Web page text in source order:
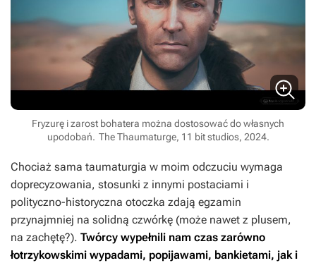
Fryzurę i zarost bohatera można dostosować do własnych
upodobań. The Thaumaturge, 11 bit studios, 2024.
Chociaż sama taumaturgia w moim odczuciu wymaga
doprecyzowania, stosunki z innymi postaciami i
polityczno-historyczna otoczka zdają egzamin
przynajmniej na solidną czwórkę (może nawet z plusem,
na zachętę?). Twórcy wypełnili nam czas zarówno
łotrzykowskimi wypadami, popijawami, bankietami, jak i